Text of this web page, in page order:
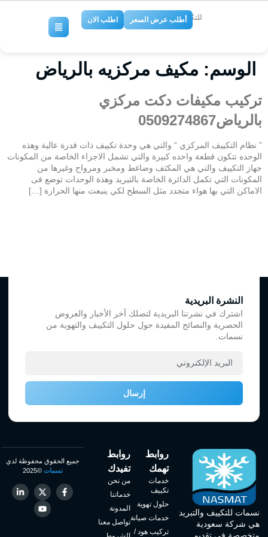
للتكييف والتبريد
أطلب عرض السعر اطلب الان
الوسم: مكيف مركزيه بالرياض
تركيب مكيفات دكت مركزي
بالرياض0509274867
” نظام التكييف المركزي “ والتي هي وحدة تكييف ذات قدرة عالية وهذه
الوحده تتكون قطعة واحده كبيرة والتي تشمل الاجزاء الخاصة من المكونات
جهاز التكييف والتي هي المكثف وضاغط ومخبر ومرواح وغيرها من
المكونات التي تكمل الدائرة الخاصة بالتبريد وهذة الوحدات توضع فى
الاماكن التي بها هواء متجدد مثل السطح لكي ينبعث منها الحرارة […]
نسمات للتكييف والتبريد
هي شركة سعودية
متخصصة في تقديم
روابط
تهمك
خدمات
تكييف
حلول تهوية
خدمات صيانة
تركيب هود /
روابط
تفيدك
من نحن
خدماتنا
المدونة
تواصل معنا
جميع الحقوق محفوظة لدي
نسمات©2025
النشرة البريدية
اشترك في نشرتنا البريدية لتصلك آخر الأخبار والعروض
الحصرية والنصائح المفيدة حول حلول التكييف والتهوية من
نسمات.
إرسال